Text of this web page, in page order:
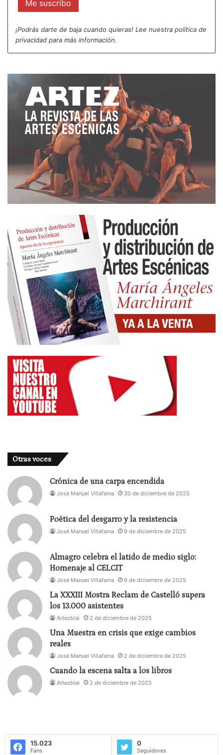
¡Podrás darte de baja cuando quieras! Lee nuestra política de
privacidad para más información.
Otras voces
Crónica de una carpa encendida
José Manuel Villafaina 30 de diciembre de 2025
Poética del desgarro y la resistencia
José Manuel Villafaina 9 de diciembre de 2025
Almagro celebra el latido de medio siglo:
Homenaje al CELCIT
José Manuel Villafaina 9 de diciembre de 2025
La XXXIII Mostra Reclam de Castelló supera
los 13.000 asistentes
Artezblai 2 de diciembre de 2025
Una Muestra en crisis que exige cambios
reales
José Manuel Villafaina 2 de diciembre de 2025
Cuando la escena salta a los libros
Artezblai 2 de diciembre de 2025
15.023
Fans
0
Seguidores